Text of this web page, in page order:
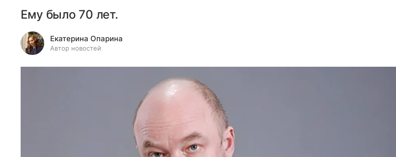
Ему было 70 лет.
Екатерина Опарина
Автор новостей